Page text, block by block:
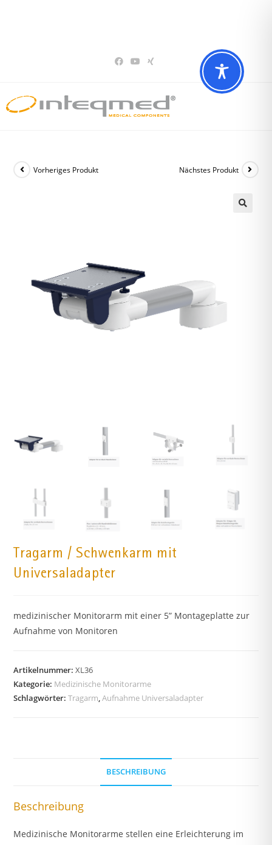
Vorheriges Produkt Nächstes Produkt
Tragarm / Schwenkarm mit
Universaladapter
medizinischer Monitorarm mit einer 5” Montageplatte zur
Aufnahme von Monitoren
Artikelnummer:XL36
Kategorie: Medizinische Monitorarme
Schlagwörter:Tragarm,Aufnahme Universaladapter
BESCHREIBUNG
Beschreibung
Medizinische Monitorarme stellen eine Erleichterung im